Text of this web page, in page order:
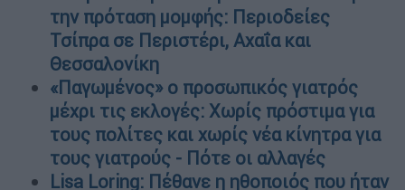
την πρόταση μομφής: Περιοδείες
Τσίπρα σε Περιστέρι, Αχαΐα και
Θεσσαλονίκη
«Παγωμένος» ο προσωπικός γιατρός
μέχρι τις εκλογές: Χωρίς πρόστιμα για
τους πολίτες και χωρίς νέα κίνητρα για
τους γιατρούς - Πότε οι αλλαγές
Lisa Loring: Πέθανε η ηθοποιός που ήταν